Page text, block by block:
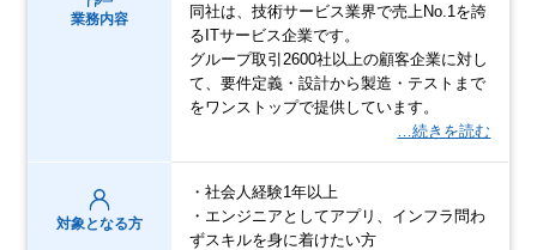
業務内容
同社は、技術サービス業界で売上No.1を誇
るITサービス企業です。
グループ取引2600社以上の顧客企業に対し
て、要件定義・設計から製造・テストまで
をワンストップで提供しています。
…続きを読む
対象となる方
・社会人経験1年以上
・エンジニアとしてアプリ、インフラ問わ
ずスキルを身に着けたい方